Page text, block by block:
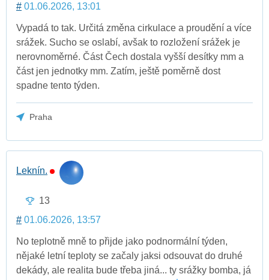
# 01.06.2026, 13:01
Vypadá to tak. Určitá změna cirkulace a proudění a více
srážek. Sucho se oslabí, avšak to rozložení srážek je
nerovnoměrné. Část Čech dostala vyšší desítky mm a
část jen jednotky mm. Zatím, ještě poměrně dost
spadne tento týden.
Praha
Leknín.
13
# 01.06.2026, 13:57
No teplotně mně to přijde jako podnormální týden,
nějaké letní teploty se začaly jaksi odsouvat do druhé
dekády, ale realita bude třeba jiná... ty srážky bomba, já